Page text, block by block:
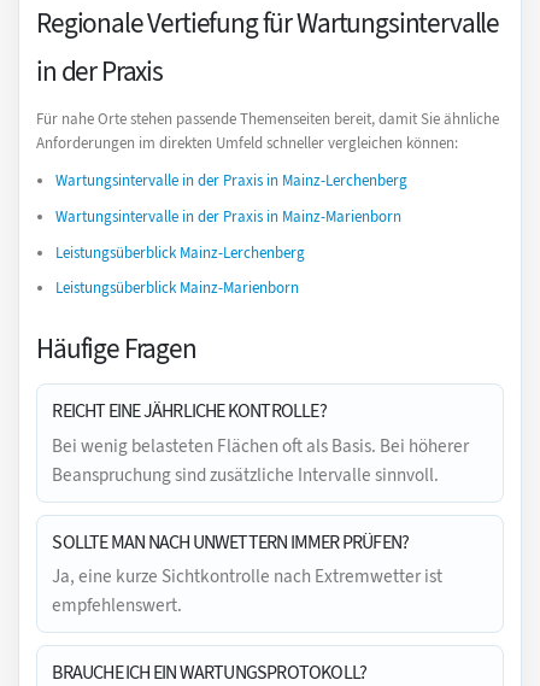
Regionale Vertiefung für Wartungsintervalle
in der Praxis
Für nahe Orte stehen passende Themenseiten bereit, damit Sie ähnliche
Anforderungen im direkten Umfeld schneller vergleichen können:
Wartungsintervalle in der Praxis in Mainz-Lerchenberg
Wartungsintervalle in der Praxis in Mainz-Marienborn
Leistungsüberblick Mainz-Lerchenberg
Leistungsüberblick Mainz-Marienborn
Häufige Fragen
REICHT EINE JÄHRLICHE KONTROLLE?
Bei wenig belasteten Flächen oft als Basis. Bei höherer
Beanspruchung sind zusätzliche Intervalle sinnvoll.
SOLLTE MAN NACH UNWETTERN IMMER PRÜFEN?
Ja, eine kurze Sichtkontrolle nach Extremwetter ist
empfehlenswert.
BRAUCHE ICH EIN WARTUNGSPROTOKOLL?